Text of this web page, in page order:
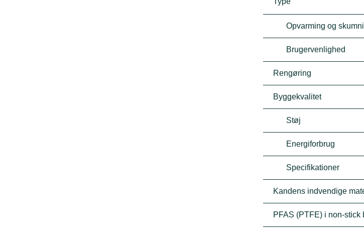
Opvarming og
Brugervenlighed
Rengøring
Byggekvalitet
Støj
Energiforbrug
Specifikationer
Kandens indvendige
PFAS (PTFE) i non-